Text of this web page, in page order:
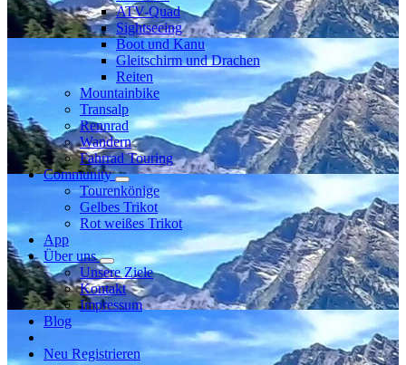
ATV-Quad
Sightseeing
Boot und Kanu
Gleitschirm und Drachen
Reiten
Mountainbike
Transalp
Rennrad
Wandern
Fahrrad Touring
Community
Tourenkönige
Gelbes Trikot
Rot weißes Trikot
App
Über uns
Unsere Ziele
Kontakt
Impressum
Blog
Neu Registrieren